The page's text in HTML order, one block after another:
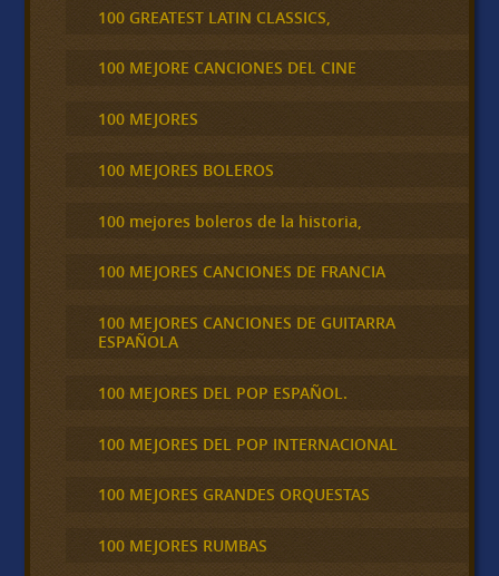
100 GREATEST LATIN CLASSICS,
100 MEJORE CANCIONES DEL CINE
100 MEJORES
100 MEJORES BOLEROS
100 mejores boleros de la historia,
100 MEJORES CANCIONES DE FRANCIA
100 MEJORES CANCIONES DE GUITARRA
ESPAÑOLA
100 MEJORES DEL POP ESPAÑOL.
100 MEJORES DEL POP INTERNACIONAL
100 MEJORES GRANDES ORQUESTAS
100 MEJORES RUMBAS